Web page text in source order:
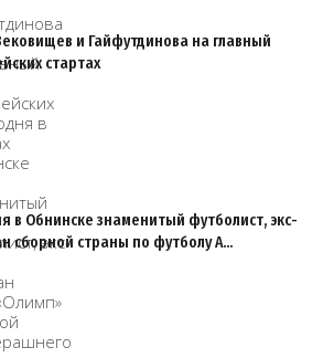
и Гайфутдинова на главный
стартах
в Обнинске знаменитый футболист, экс-
сборной страны по футболу А…